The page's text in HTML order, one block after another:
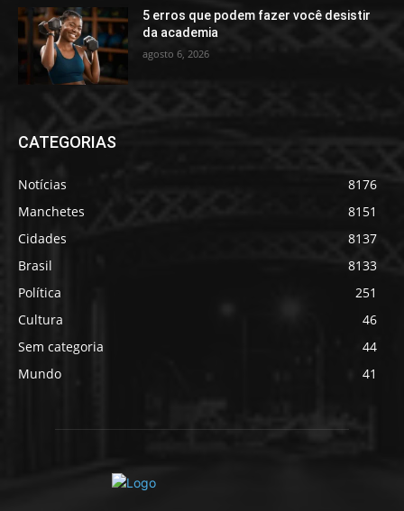
5 erros que podem fazer você desistir
da academia
agosto 6, 2026
CATEGORIAS
Notícias
8176
Manchetes
8151
Cidades
8137
Brasil
8133
Política
251
Cultura
46
Sem categoria
44
Mundo
41